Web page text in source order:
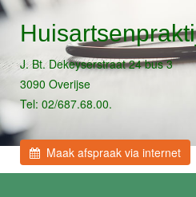
J. Bt. Dekeyserstraat 24 bus 3
3090 Overijse
Tel: 02/687.68.00.
Maak afspraak via internet